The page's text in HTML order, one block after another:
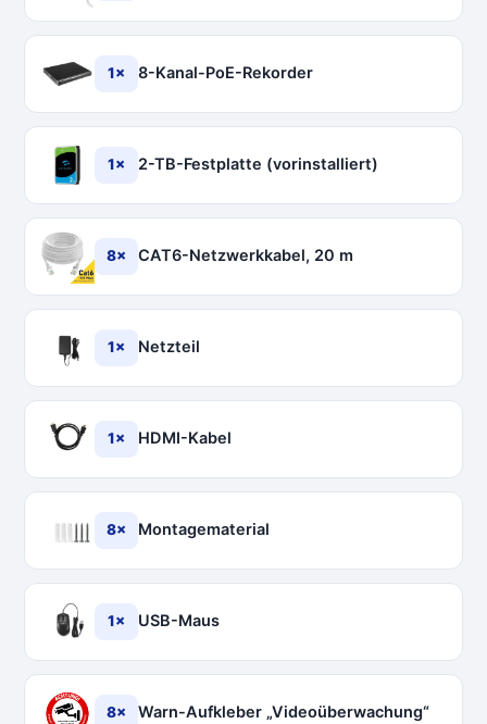
1× 8-Kanal-PoE-Rekorder
1× 2-TB-Festplatte (vorinstalliert)
8× CAT6-Netzwerkkabel, 20 m
1× Netzteil
1× HDMI-Kabel
8× Montagematerial
1× USB-Maus
8× Warn-Aufkleber „Videoüberwachung“